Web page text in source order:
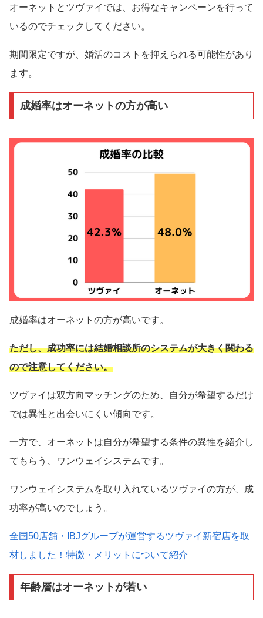
オーネットとツヴァイでは、お得なキャンペーンを行って
いるのでチェックしてください。
期間限定ですが、婚活のコストを抑えられる可能性があり
ます。
成婚率はオーネットの方が高い
成婚率はオーネットの方が高いです。
ただし、成功率には結婚相談所のシステムが大きく関わる
ので注意してください。
ツヴァイは双方向マッチングのため、自分が希望するだけ
では異性と出会いにくい傾向です。
一方で、オーネットは自分が希望する条件の異性を紹介し
てもらう、ワンウェイシステムです。
ワンウェイシステムを取り入れているツヴァイの方が、成
功率が高いのでしょう。
全国50店舗・IBJグループが運営するツヴァイ新宿店を取
材しました！特徴・メリットについて紹介
年齢層はオーネットが若い